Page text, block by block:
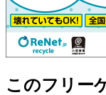
このフリー